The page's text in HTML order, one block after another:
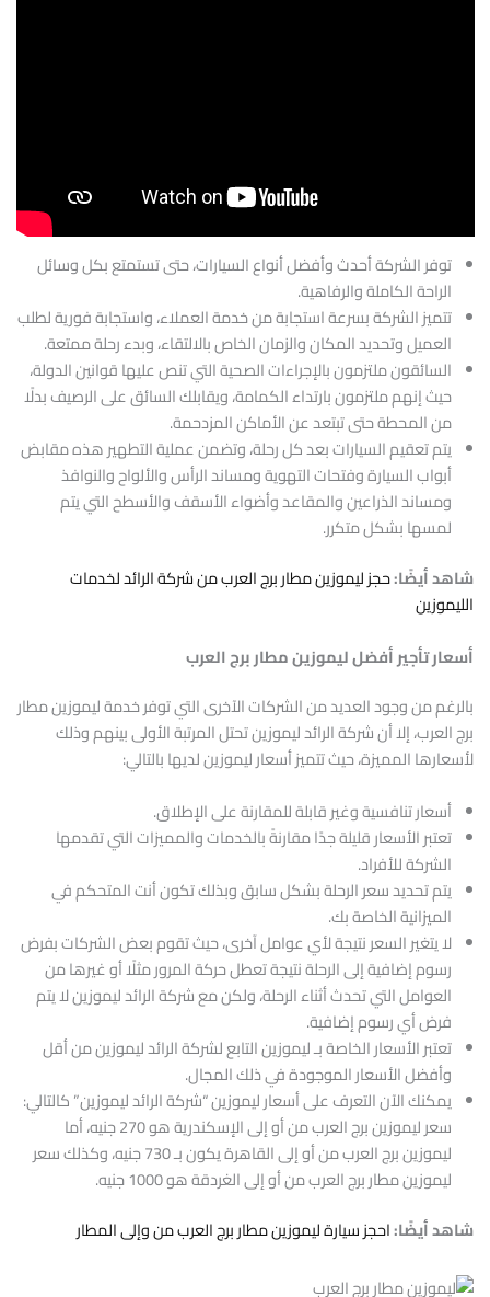
توفر الشركة أحدث وأفضل أنواع السيارات، حتى تستمتع بكل وسائل
الراحة الكاملة والرفاهية.
تتميز الشركة بسرعة استجابة من خدمة العملاء، واستجابة فورية لطلب
العميل وتحديد المكان والزمان الخاص بالالتقاء، وبدء رحلة ممتعة.
السائقون ملتزمون بالإجراءات الصحية التي تنص عليها قوانين الدولة،
حيث إنهم ملتزمون بارتداء الكمامة، ويقابلك السائق على الرصيف بدلًا
من المحطة حتى تبتعد عن الأماكن المزدحمة.
يتم تعقيم السيارات بعد كل رحلة، وتضمن عملية التطهير هذه مقابض
أبواب السيارة وفتحات التهوية ومساند الرأس والألواح والنوافذ
ومساند الذراعين والمقاعد وأضواء الأسقف والأسطح التي يتم
لمسها بشكل متكرر.
شاهد أيضًا:حجز ليموزين مطار برج العرب من شركة الرائد لخدمات
الليموزين
أسعار تأجير أفضل ليموزين مطار برج العرب
بالرغم من وجود العديد من الشركات الآخرى التي توفر خدمة ليموزين مطار
برج العرب، إلا أن شركة الرائد ليموزين تحتل المرتبة الأولى بينهم وذلك
لأسعارها المميزة، حيث تتميز أسعار ليموزين لديها بالتالي:
أسعار تنافسية وغير قابلة للمقارنة على الإطلاق.
تعتبر الأسعار قليلة جدًا مقارنةً بالخدمات والمميزات التي تقدمها
الشركة للأفراد.
يتم تحديد سعر الرحلة بشكل سابق وبذلك تكون أنت المتحكم في
الميزانية الخاصة بك.
لا يتغير السعر نتيجة لأي عوامل آخرى، حيث تقوم بعض الشركات بفرض
رسوم إضافية إلى الرحلة نتيجة تعطل حركة المرور مثلًا أو غيرها من
العوامل التي تحدث أثناء الرحلة، ولكن مع شركة الرائد ليموزين لا يتم
فرض أي رسوم إضافية.
تعتبر الأسعار الخاصة بـ ليموزين التابع لشركة الرائد ليموزين من أقل
وأفضل الأسعار الموجودة في ذلك المجال.
يمكنك الآن التعرف على أسعار ليموزين “شركة الرائد ليموزين” كالتالي:
سعر ليموزين برج العرب من أو إلى الإسكندرية هو 270 جنيه، أما
ليموزين برج العرب من أو إلى القاهرة يكون بـ 730 جنيه، وكذلك سعر
ليموزين مطار برج العرب من أو إلى الغردقة هو 1000 جنيه.
شاهد أيضًا:احجز سيارة ليموزين مطار برج العرب من وإلى المطار